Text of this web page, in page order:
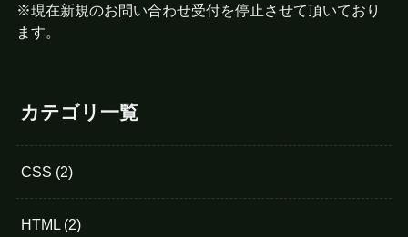
※現在新規のお問い合わせ受付を停止させて頂いており
ます。
カテゴリ一覧
CSS (2)
HTML (2)